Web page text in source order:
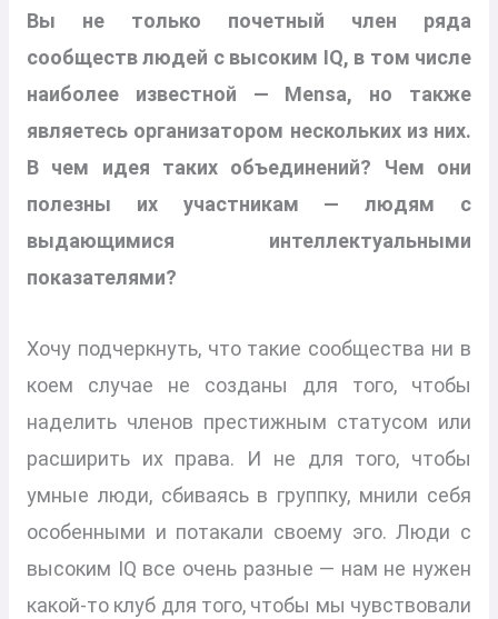
Вы не только почетный член ряда
сообществ людей с высоким IQ, в том числе
наиболее известной — Mensa, но также
являетесь организатором нескольких из них.
В чем идея таких объединений? Чем они
полезны их участникам — людям с
выдающимися интеллектуальными
показателями?
Хочу подчеркнуть, что такие сообщества ни в
коем случае не созданы для того, чтобы
наделить членов престижным статусом или
расширить их права. И не для того, чтобы
умные люди, сбиваясь в группку, мнили себя
особенными и потакали своему эго. Люди с
высоким IQ все очень разные — нам не нужен
какой-то клуб для того, чтобы мы чувствовали